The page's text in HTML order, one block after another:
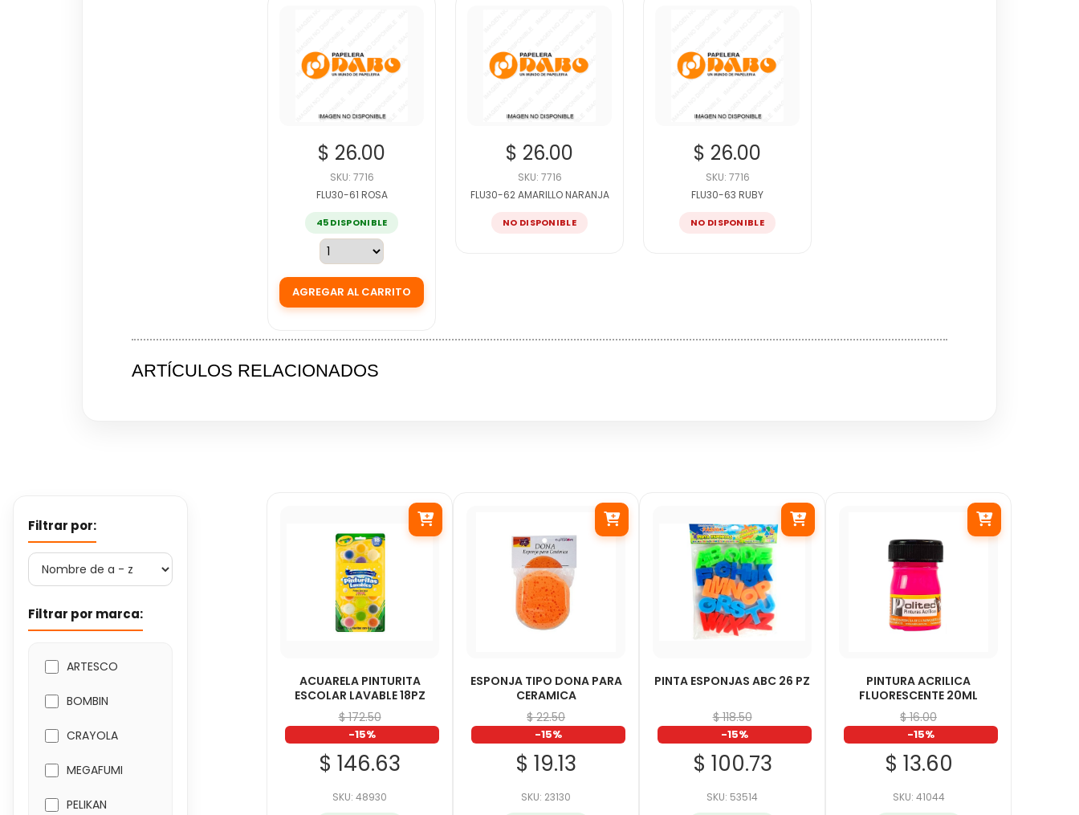
$ 26.00
SKU: 7716
FLU30-61 ROSA
45 DISPONIBLE
$ 26.00
SKU: 7716
FLU30-62 AMARILLO NARANJA
NO DISPONIBLE
$ 26.00
SKU: 7716
FLU30-63 RUBY
NO DISPONIBLE
ARTÍCULOS RELACIONADOS
Filtrar por:
Filtrar por marca:
ARTESCO
BOMBIN
CRAYOLA
MEGAFUMI
PELIKAN
ACUARELA PINTURITA
ESCOLAR LAVABLE 18PZ
$ 172.50
-15%
$ 146.63
SKU: 48930
ESPONJA TIPO DONA PARA
CERAMICA
$ 22.50
-15%
$ 19.13
SKU: 23130
PINTA ESPONJAS ABC 26 PZ
$ 118.50
-15%
$ 100.73
SKU: 53514
PINTURA ACRILICA
FLUORESCENTE 20ML
$ 16.00
-15%
$ 13.60
SKU: 41044